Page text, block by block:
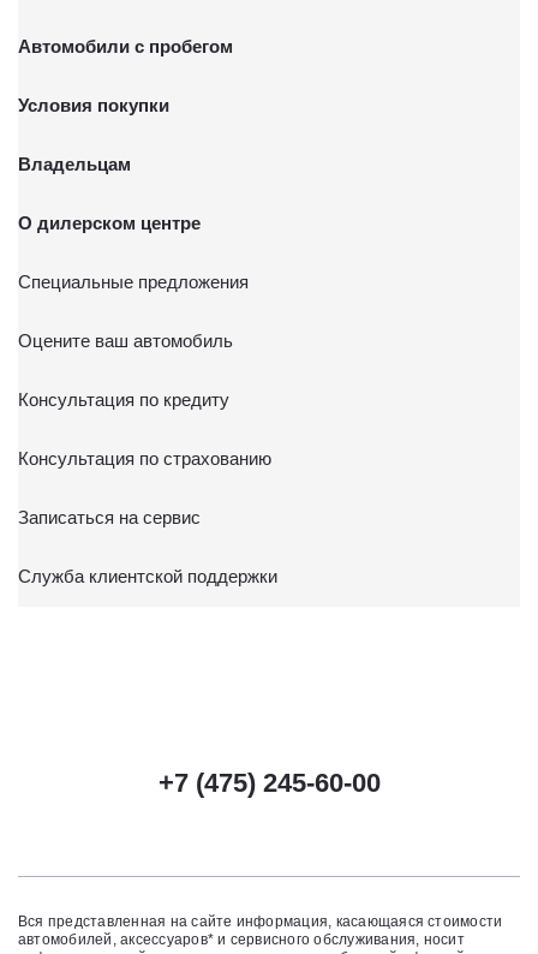
Автомобили с пробегом
Условия покупки
Владельцам
О дилерском центре
Специальные предложения
Оцените ваш автомобиль
Консультация по кредиту
Консультация по страхованию
Записаться на сервис
Служба клиентской поддержки
+7 (475) 245-60-00
Вся представленная на сайте информация, касающаяся стоимости
автомобилей, аксессуаров* и сервисного обслуживания, носит